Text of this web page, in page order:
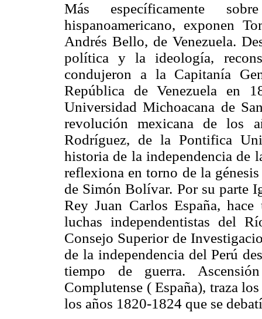
Más específicamente
hispanoamericano, exponen
Andrés Bello, de Venezuela.
política y la ideología,
condujeron a la Capitanía
República de Venezuela en
Universidad Michoacana de
revolución mexicana de los
Rodríguez, de la Pontifica
historia de la independencia de
reflexiona en torno de la
de Simón Bolívar. Por su parte
Rey Juan Carlos España,
luchas independentistas del
Consejo Superior de
de la independencia del Perú
tiempo de guerra.
Complutense ( España), traza
los años 1820-1824 que se